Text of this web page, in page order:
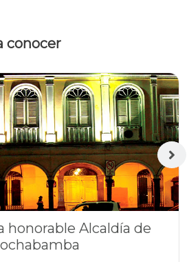
conocer
honorable Alcaldía de